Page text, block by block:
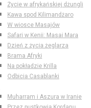
Życie w afrykańskiej dżungli
Kawa spod Kilimandżaro
W wiosce Masajów
Safari w Kenii: Masai Mara
Dzień z życia żeglarza
Brama Afryki
Na pokładzie Krilla
Odbicia Casablanki
Muharram i Aszura w Iranie